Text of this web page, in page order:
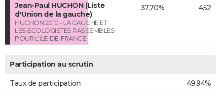
Jean-Paul HUCHON (Liste
d'Union de la gauche)
HUCHON 2010 - LA GAUCHE ET
LES ECOLOGISTES RASSEMBLES
POUR L'ILE-DE-FRANCE
37,70% 452
Participation au scrutin
Taux de participation 49,94%